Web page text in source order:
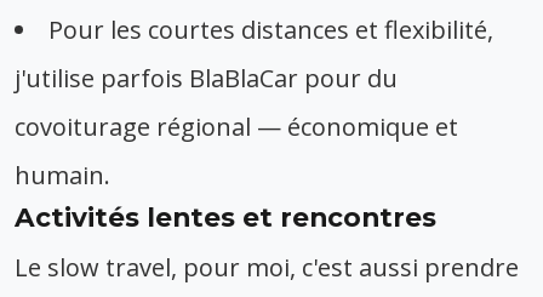
Pour les courtes distances et flexibilité,
j'utilise parfois BlaBlaCar pour du
covoiturage régional — économique et
humain.
Activités lentes et rencontres
Le slow travel, pour moi, c'est aussi prendre